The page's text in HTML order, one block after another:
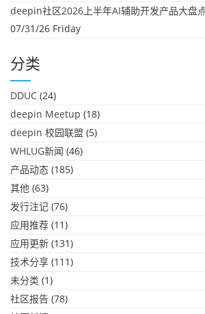
07/31/26 Friday
分类
DDUC (24)
deepin Meetup (18)
deepin 校园联盟 (5)
WHLUG新闻 (46)
产品动态 (185)
其他 (63)
发行注记 (76)
应用推荐 (11)
应用更新 (131)
技术分享 (111)
未分类 (1)
社区报告 (78)